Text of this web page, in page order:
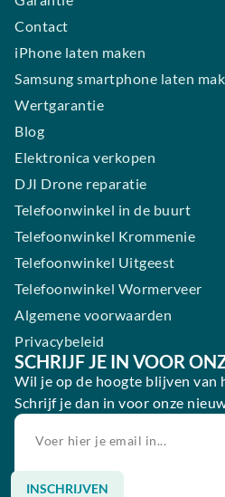
Contact
iPhone laten maken
Samsung smartphone laten
Wertgarantie
Blog
Elektronica verkopen
DJI Drone reparatie
Telefoonwinkel in de buurt
Telefoonwinkel Krommenie
Telefoonwinkel Uitgeest
Telefoonwinkel Wormerveer
Algemene voorwaarden
Privacybeleid
SCHRIJF JE IN VOOR
Wil je op de hoogte blijven van
Schrijf je dan in voor onze
INSCHRIJVEN